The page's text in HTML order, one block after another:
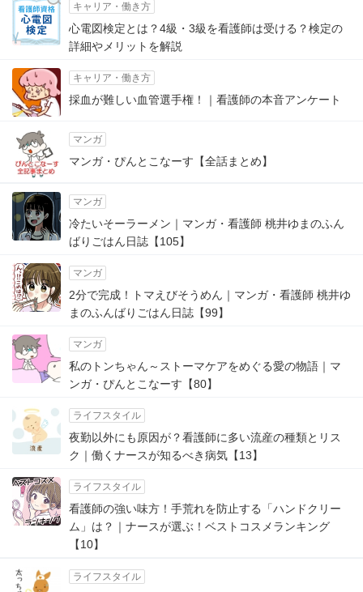
キャリア・働き方
心電図検定とは？4級・3級を看護師は受ける？検定の
詳細やメリットを解説
キャリア・働き方
採血が難しい血管選手権！｜看護師の本音アンケート
マンガ
マンガ・ぴんとこなーす【全話まとめ】
マンガ
冷たいそーラーメン｜マンガ・看護師 桃井ゆまのふん
ばりごはん日誌【105】
マンガ
2分で完成！トマえびそうめん｜マンガ・看護師 桃井ゆ
まのふんばりごはん日誌【99】
マンガ
私のトンちゃん～ストーマケアをめぐる愛の物語｜マ
ンガ・ぴんとこなーす【80】
ライフスタイル
夜勤以外にも原因が？看護師に多い流産の種類とリス
ク｜働くナースが知るべき病気【13】
ライフスタイル
看護師の強い味方！手荒れを防止する「ハンドクリー
ム」は？｜ナースが選ぶ！ベストコスメランキング
【10】
ライフスタイル